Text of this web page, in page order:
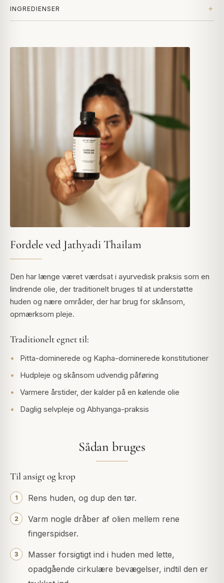
INGREDIENSER
Fordele ved Jathyadi Thailam
Den har længe været værdsat i ayurvedisk praksis som en
lindrende olie, der traditionelt bruges til at understøtte
huden og nære områder, der har brug for skånsom,
opmærksom pleje.
Traditionelt egnet til:
Pitta-dominerede og Kapha-dominerede konstitutioner
Hudpleje og skånsom udvendig påføring
Varmere årstider, der kalder på en kølende olie
Daglig selvpleje og Abhyanga-praksis
Sådan bruges
Til ansigt og krop
Rens huden, og dup den tør.
Varm nogle dråber af olien mellem rene
fingerspidser.
Masser forsigtigt ind i huden med lette,
opadgående cirkulære bevægelser, indtil den er